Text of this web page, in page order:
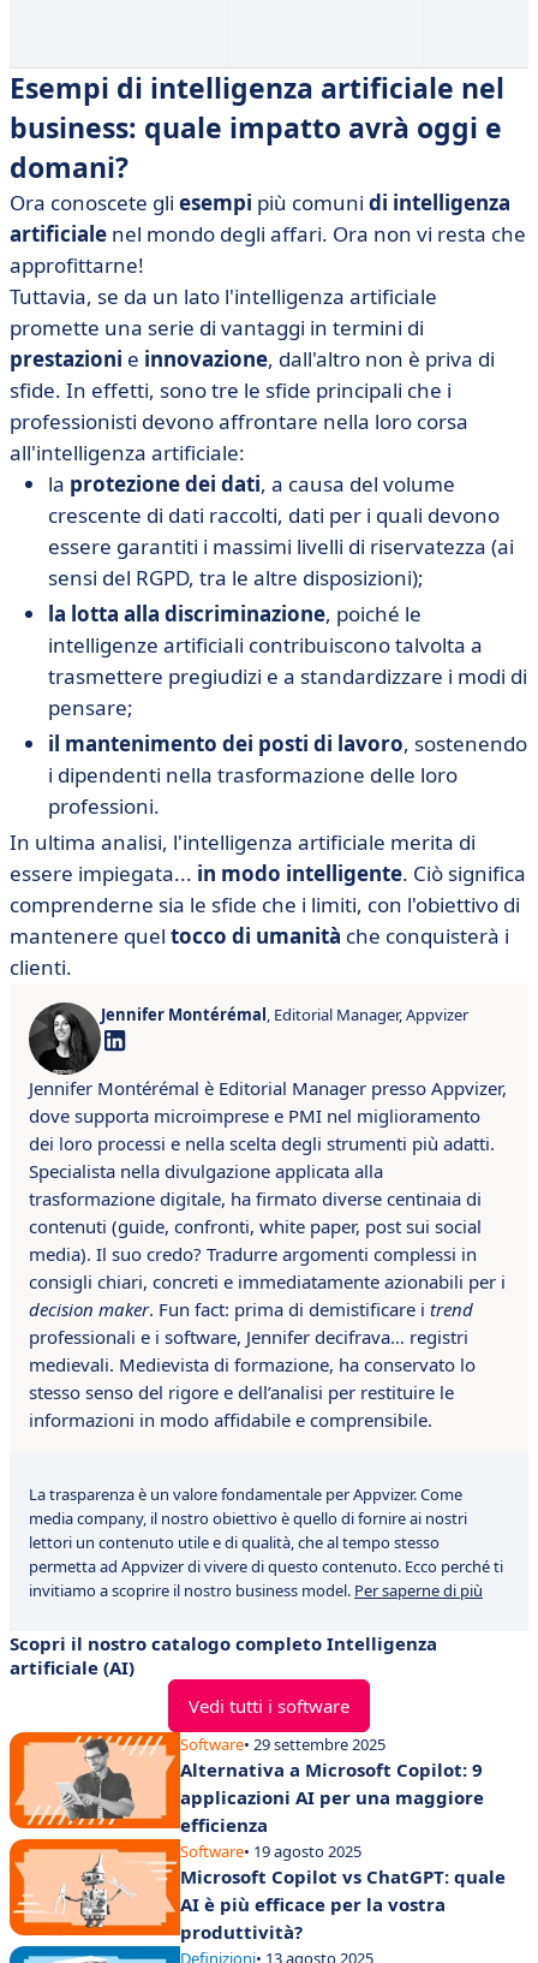
Esempi di intelligenza artificiale nel
business: quale impatto avrà oggi e
domani?
Ora conoscete gli esempi più comuni di intelligenza
artificiale nel mondo degli affari. Ora non vi resta che
approfittarne!
Tuttavia, se da un lato l'intelligenza artificiale
promette una serie di vantaggi in termini di
prestazioni e innovazione, dall'altro non è priva di
sfide. In effetti, sono tre le sfide principali che i
professionisti devono affrontare nella loro corsa
all'intelligenza artificiale:
la protezione dei dati, a causa del volume
crescente di dati raccolti, dati per i quali devono
essere garantiti i massimi livelli di riservatezza (ai
sensi del RGPD, tra le altre disposizioni);
la lotta alla discriminazione, poiché le
intelligenze artificiali contribuiscono talvolta a
trasmettere pregiudizi e a standardizzare i modi di
pensare;
il mantenimento dei posti di lavoro, sostenendo
i dipendenti nella trasformazione delle loro
professioni.
In ultima analisi, l'intelligenza artificiale merita di
essere impiegata... in modo intelligente. Ciò significa
comprenderne sia le sfide che i limiti, con l'obiettivo di
mantenere quel tocco di umanità che conquisterà i
clienti.
Jennifer Montérémal, Editorial Manager, Appvizer
Jennifer Montérémal è Editorial Manager presso Appvizer,
dove supporta microimprese e PMI nel miglioramento
dei loro processi e nella scelta degli strumenti più adatti.
Specialista nella divulgazione applicata alla
trasformazione digitale, ha firmato diverse centinaia di
contenuti (guide, confronti, white paper, post sui social
media). Il suo credo? Tradurre argomenti complessi in
consigli chiari, concreti e immediatamente azionabili per i
decision maker. Fun fact: prima di demistificare i trend
professionali e i software, Jennifer decifrava… registri
medievali. Medievista di formazione, ha conservato lo
stesso senso del rigore e dell’analisi per restituire le
informazioni in modo affidabile e comprensibile.
La trasparenza è un valore fondamentale per Appvizer. Come
media company, il nostro obiettivo è quello di fornire ai nostri
lettori un contenuto utile e di qualità, che al tempo stesso
permetta ad Appvizer di vivere di questo contenuto. Ecco perché ti
invitiamo a scoprire il nostro business model. Per saperne di più
Scopri il nostro catalogo completo Intelligenza
artificiale (AI)
Vedi tutti i software
Software• 29 settembre 2025
Alternativa a Microsoft Copilot: 9
applicazioni AI per una maggiore
efficienza
Software• 19 agosto 2025
Microsoft Copilot vs ChatGPT: quale
AI è più efficace per la vostra
produttività?
Definizioni• 13 agosto 2025